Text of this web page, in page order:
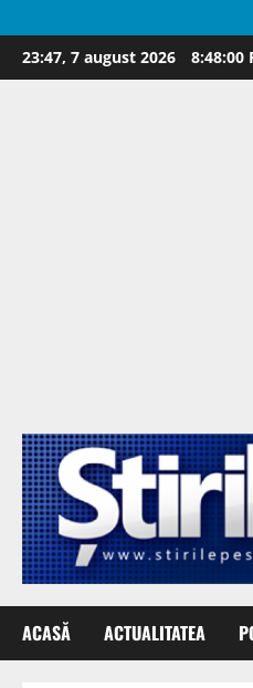
Skip
to
23:47, 7 august 2026 8:48:01
ACASĂ ACTUALITATEA